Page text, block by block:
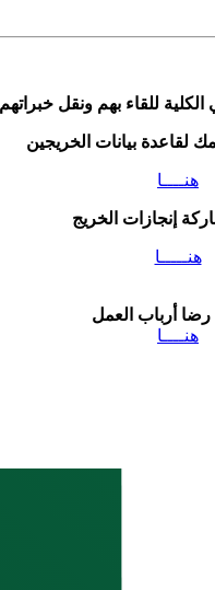
للقاء بهم ونقل
لقاعدة بيانات الخريجين
هنــــا
إنجازات الخريج
هنـــــا
رضا أرباب العمل
هنــــا